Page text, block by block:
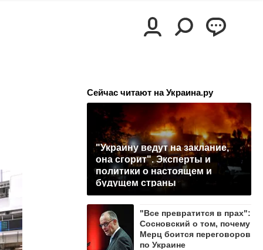
Сейчас читают на Украина.ру
"Украину ведут на заклание,
она сгорит". Эксперты и
политики о настоящем и
будущем страны
"Все превратится в прах":
Сосновский о том, почему
Мерц боится переговоров
по Украине